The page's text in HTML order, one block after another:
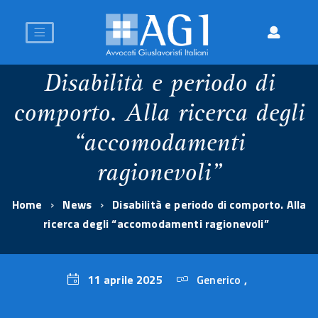
Disabilità e periodo di
comporto. Alla ricerca degli
“accomodamenti
ragionevoli”
Home News
Disabilità e periodo di comporto. Alla
ricerca degli “accomodamenti ragionevoli”
11 aprile 2025 Generico ,